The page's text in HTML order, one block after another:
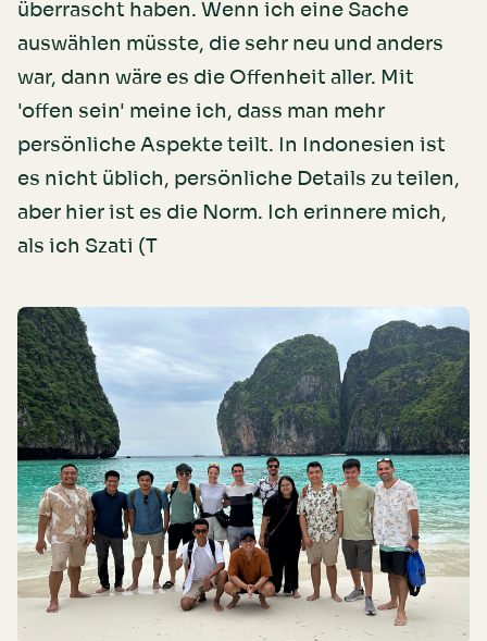
überrascht haben. Wenn ich eine Sache
auswählen müsste, die sehr neu und anders
war, dann wäre es die Offenheit aller. Mit
'offen sein' meine ich, dass man mehr
persönliche Aspekte teilt. In Indonesien ist
es nicht üblich, persönliche Details zu teilen,
aber hier ist es die Norm. Ich erinnere mich,
als ich Szati (T